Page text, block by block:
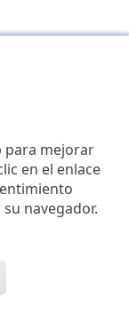
a que se
su defensa.
que en el
según el
se impondrá
de la
su vida
para mejorar
en el enlace
navegador.